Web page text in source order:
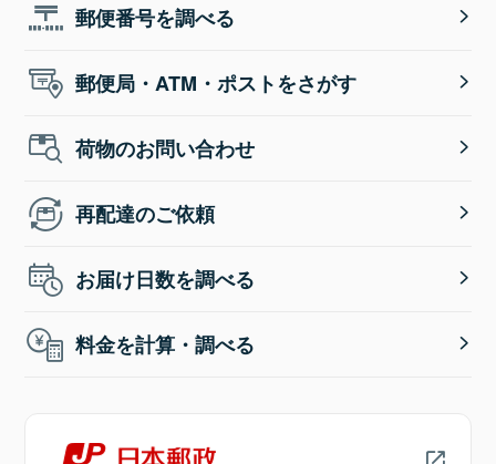
郵便番号を調べる
郵便局・ATM・ポストをさがす
荷物のお問い合わせ
再配達のご依頼
お届け日数を調べる
料金を計算・調べる